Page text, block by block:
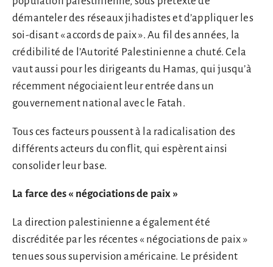
démanteler des réseaux jihadistes et d’appliquer les
soi-disant « accords de paix ». Au fil des années, la
crédibilité de l’Autorité Palestinienne a chuté. Cela
vaut aussi pour les dirigeants du Hamas, qui jusqu’à
récemment négociaient leur entrée dans un
gouvernement national avec le Fatah.
Tous ces facteurs poussent à la radicalisation des
différents acteurs du conflit, qui espèrent ainsi
consolider leur base.
La farce des « négociations de paix »
La direction palestinienne a également été
discréditée par les récentes « négociations de paix »
tenues sous supervision américaine. Le président